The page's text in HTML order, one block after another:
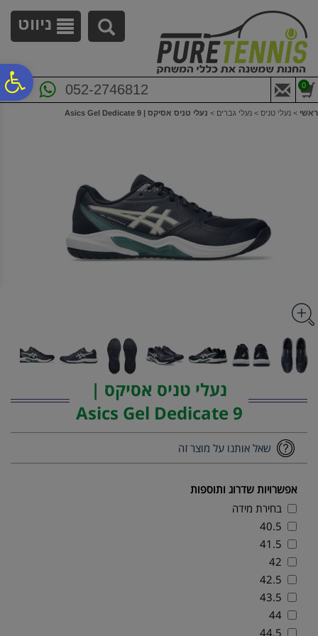
נגישות
ניווט
052-2746812 0
ראשי > נעלי טניס > נעלי גברים > נעלי טניס אסיקס | Asics Gel Dedicate 9
נעלי טניס אסיקס |
Asics Gel Dedicate 9
שאל אותנו על מוצר זה
אפשרויות שדרוג ותוספות
בחירת מידה
40.5
41.5
42
42.5
43.5
44
44.5